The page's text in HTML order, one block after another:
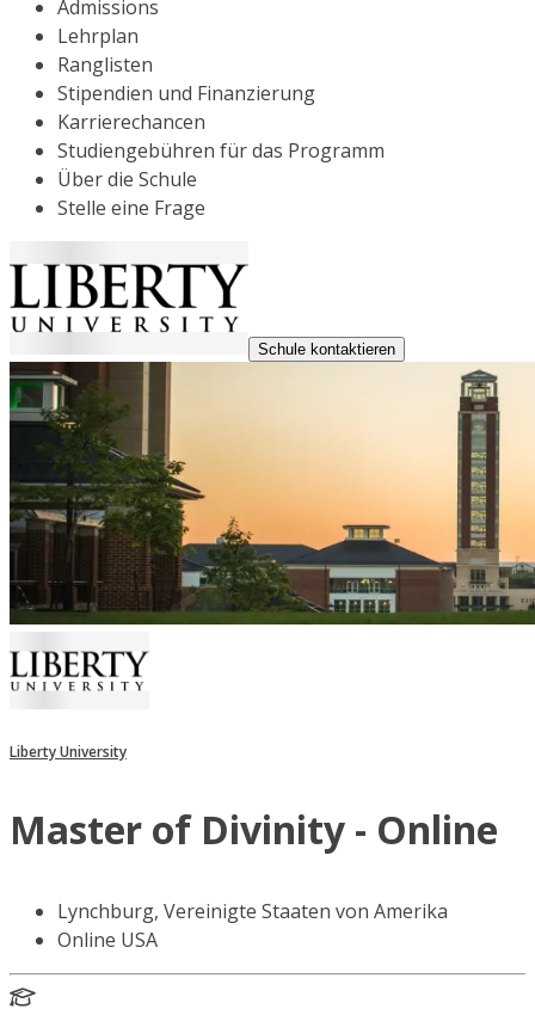
Admissions
Lehrplan
Ranglisten
Stipendien und Finanzierung
Karrierechancen
Studiengebühren für das Programm
Über die Schule
Stelle eine Frage
Schule kontaktieren
Liberty University
Master of Divinity - Online
Lynchburg, Vereinigte Staaten von Amerika
Online USA